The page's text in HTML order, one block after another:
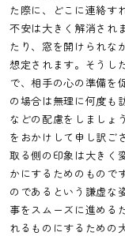
た際に、どこに連絡す
不安は大きく解消され
たり、窓を開けられな
想定されます。そうし
で、相手の心の準備を
の場合は無理に何度も
などの配慮をしましょ
をおかけして申し訳ご
取る側の印象は大きく
かにするためのもので
のであるという謙虚な
事をスムーズに進める
れるものにするための